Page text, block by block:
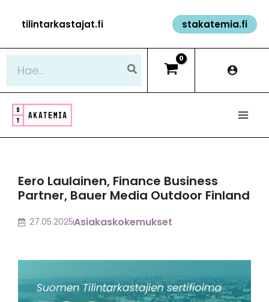
sisältöön
tilintarkastajat.fi stakatemia.fi
Eero Laulainen, Finance Business
Partner, Bauer Media Outdoor Finland
27.05.2025Asiakaskokemukset